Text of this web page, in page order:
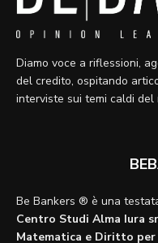
Diamo voce a riflessioni,
del credito, ospitando
interviste sui temi caldi del
Be Bankers ® è una
Centro Studi Alma Iura
Matematica e Diritto